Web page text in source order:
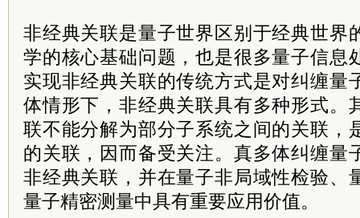
非经典关联是量子世界区别于经典世界
学的核心基础问题，也是很多量子信息
实现非经典关联的传统方式是对纠缠量
体情形下，非经典关联具有多种形式。
联不能分解为部分子系统之间的关联，
的关联，因而备受关注。真多体纠缠量
非经典关联，并在量子非局域性检验、
量子精密测量中具有重要应用价值。